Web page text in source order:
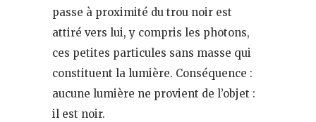
passe à proximité du trou noir est
attiré vers lui, y compris les photons,
ces petites particules sans masse qui
constituent la lumière. Conséquence :
aucune lumière ne provient de l’objet :
il est noir.